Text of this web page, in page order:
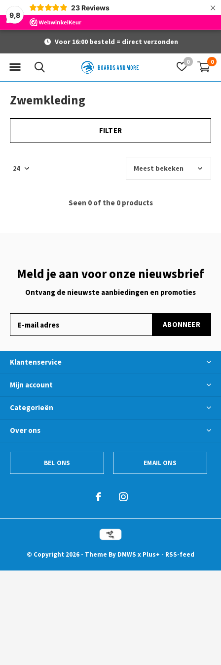
9,8
23 Reviews ×
0 0
Voor 16:00 besteld = direct verzonden
Zwemkleding
FILTER
Seen 0 of the 0 products
Meld je aan voor onze nieuwsbrief
Ontvang de nieuwste aanbiedingen en promoties
ABONNEER
Klantenservice
Mijn account
Categorieën
Over ons
BEL ONS EMAIL ONS
© Copyright 2026 - Theme By DMWS x Plus+ - RSS-feed